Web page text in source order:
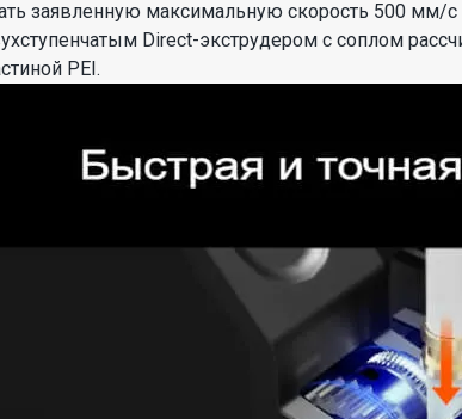
заявленную максимальную скорость 500
Direct-экструдером с соплом
PEI.